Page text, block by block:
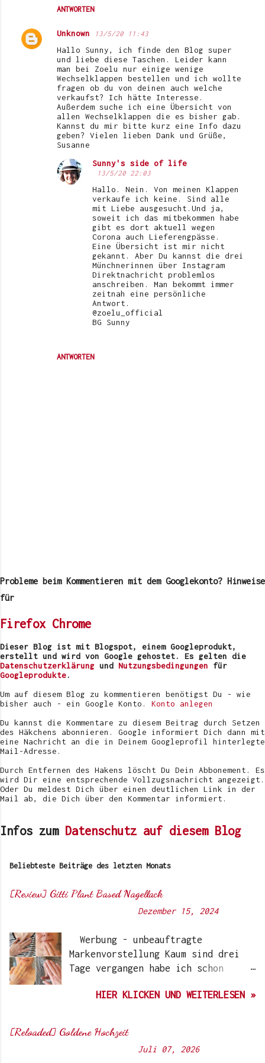
ANTWORTEN
Unknown 13/5/20 11:43
Hallo Sunny, ich finde den Blog super
und liebe diese Taschen. Leider kann
man bei Zoelu nur einige wenige
Wechselklappen bestellen und ich wollte
fragen ob du von deinen auch welche
verkaufst? Ich hätte Interesse.
Außerdem suche ich eine Übersicht von
allen Wechselklappen die es bisher gab.
Kannst du mir bitte kurz eine Info dazu
geben? Vielen lieben Dank und Grüße,
Susanne
ANTWORTEN
Sunny's side of life
13/5/20 22:03
Hallo. Nein. Von meinen Klappen
verkaufe ich keine. Sind alle
mit Liebe ausgesucht.Und ja,
soweit ich das mitbekommen habe
gibt es dort aktuell wegen
Corona auch Lieferengpässe.
Eine Übersicht ist mir nicht
gekannt. Aber Du kannst die drei
Münchnerinnen über Instagram
Direktnachricht problemlos
anschreiben. Man bekommt immer
zeitnah eine persönliche
Antwort.
@zoelu_official
BG Sunny
m
m
a
v
e
r
ö
f
e
t
l
i
c
e
n
Probleme beim Kommentieren mit dem Googlekonto? Hinweise
für
Firefox Chrome
Dieser Blog ist mit Blogspot, einem Googleprodukt,
erstellt und wird von Google gehostet. Es gelten die
Datenschutzerklärung und Nutzungsbedingungen für
Googleprodukte.
Um auf diesem Blog zu kommentieren benötigst Du - wie
bisher auch - ein Google Konto. Konto anlegen
Du kannst die Kommentare zu diesem Beitrag durch Setzen
des Häkchens abonnieren. Google informiert Dich dann mit
eine Nachricht an die in Deinem Googleprofil hinterlegte
Mail-Adresse.
Durch Entfernen des Hakens löscht Du Dein Abbonement. Es
wird Dir eine entsprechende Vollzugsnachricht angezeigt.
Oder Du meldest Dich über einen deutlichen Link in der
Mail ab, die Dich über den Kommentar informiert.
Infos zum Datenschutz auf diesem Blog
Beliebteste Beiträge des letzten Monats
[Review] Gitti Plant Based Nagellack
Dezember 15, 2024
Werbung - unbeauftragte
Markenvorstellung Kaum sind drei
Tage vergangen habe ich schon
Euch. Aber nach 6 Monate, wo ich
durchwegs positives Ergebnis
vermelden. Die meisten dürften
HIER KLICKEN UND WEITERLESEN »
[Reloaded] Goldene Hochzeit
Juli 07, 2026